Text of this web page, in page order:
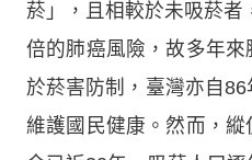
菸」，且相較於未吸菸者
倍的肺癌風險，故多年
於菸害防制，臺灣亦自
維護國民健康。然而，